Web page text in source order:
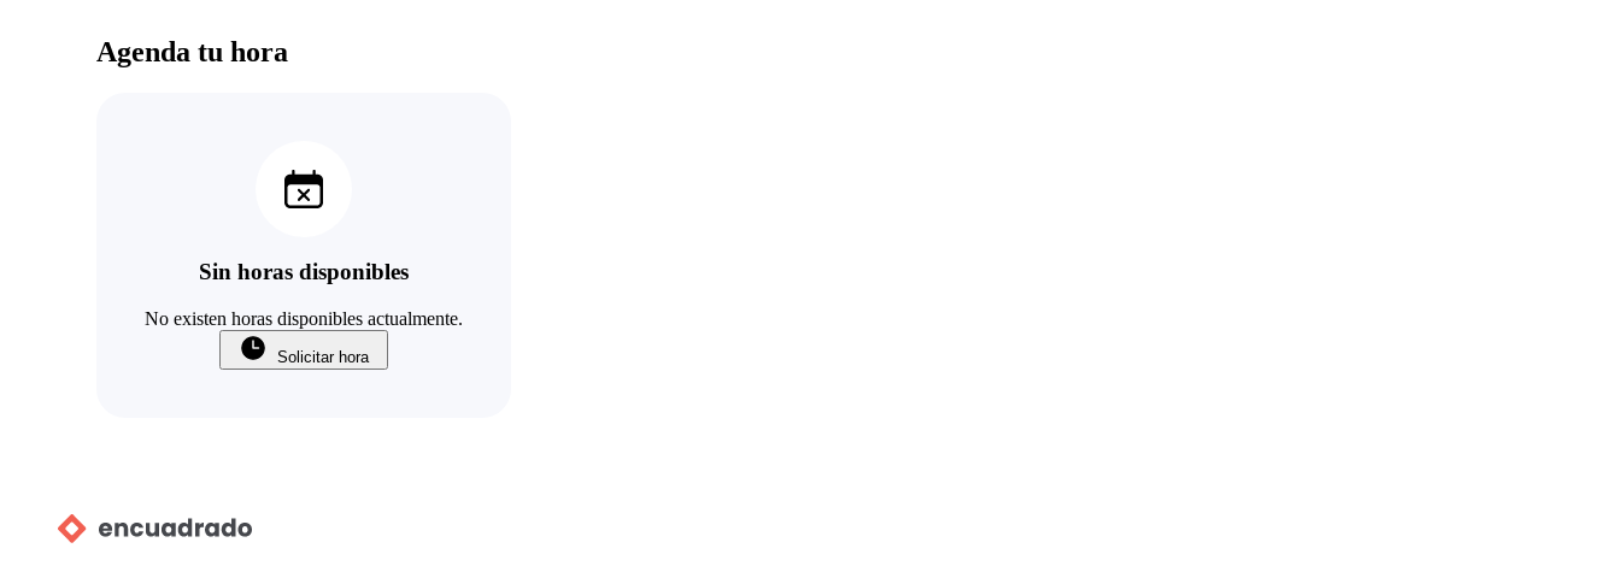
Agenda tu hora
Sin horas disponibles
No existen horas disponibles actualmente.
Solicitar hora